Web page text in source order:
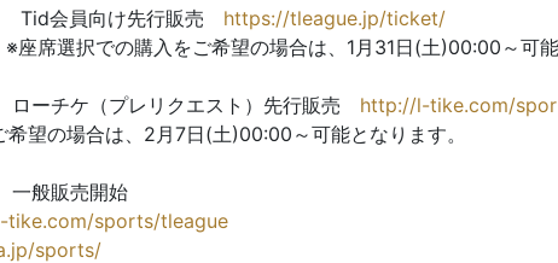
Tid会員向け先行販売 https://tleague.jp/ticket/
席選択での購入をご希望の場合は、1月31日(土)00:00～可能
ーチケ（プレリクエスト）先行販売 http://l-tike.com/
の場合は、2月7日(土)00:00～可能となります。
般販売開始
tike.com/sports/tleague
sports/